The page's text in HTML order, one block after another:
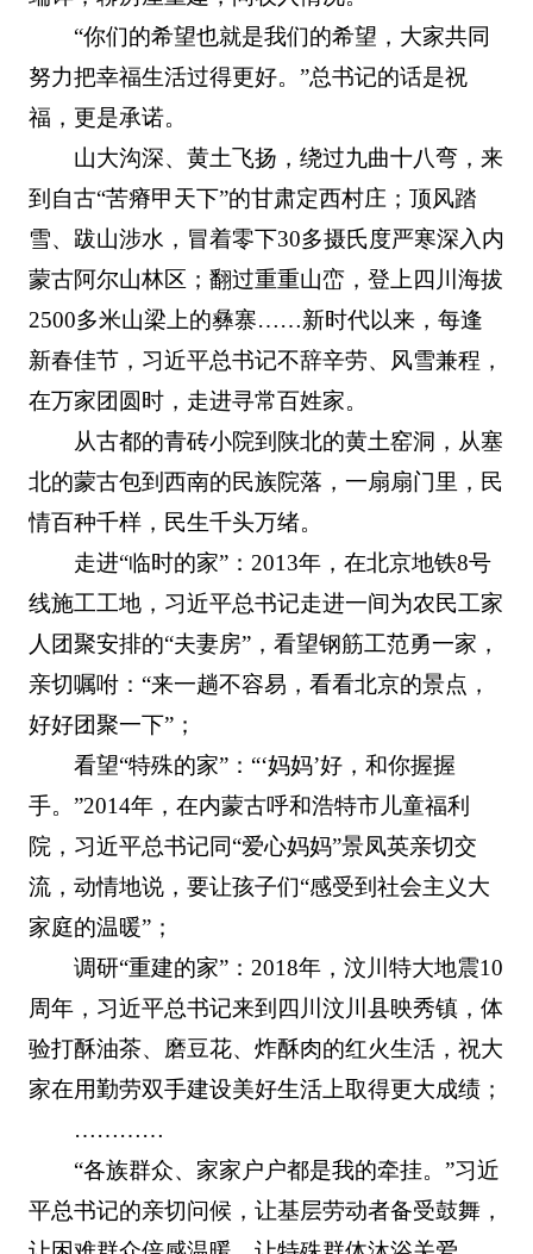
“你们的希望也就是我们的希望，大家共同
努力把幸福生活过得更好。”总书记的话是祝
福，更是承诺。
山大沟深、黄土飞扬，绕过九曲十八弯，来
到自古“苦瘠甲天下”的甘肃定西村庄；顶风踏
雪、跋山涉水，冒着零下30多摄氏度严寒深入内
蒙古阿尔山林区；翻过重重山峦，登上四川海拔
2500多米山梁上的彝寨……新时代以来，每逢
新春佳节，习近平总书记不辞辛劳、风雪兼程，
在万家团圆时，走进寻常百姓家。
从古都的青砖小院到陕北的黄土窑洞，从塞
北的蒙古包到西南的民族院落，一扇扇门里，民
情百种千样，民生千头万绪。
走进“临时的家”：2013年，在北京地铁8号
线施工工地，习近平总书记走进一间为农民工家
人团聚安排的“夫妻房”，看望钢筋工范勇一家，
亲切嘱咐：“来一趟不容易，看看北京的景点，
好好团聚一下”；
看望“特殊的家”：“‘妈妈’好，和你握握
手。”2014年，在内蒙古呼和浩特市儿童福利
院，习近平总书记同“爱心妈妈”景凤英亲切交
流，动情地说，要让孩子们“感受到社会主义大
家庭的温暖”；
调研“重建的家”：2018年，汶川特大地震10
周年，习近平总书记来到四川汶川县映秀镇，体
验打酥油茶、磨豆花、炸酥肉的红火生活，祝大
家在用勤劳双手建设美好生活上取得更大成绩；
…………
“各族群众、家家户户都是我的牵挂。”习近
平总书记的亲切问候，让基层劳动者备受鼓舞，